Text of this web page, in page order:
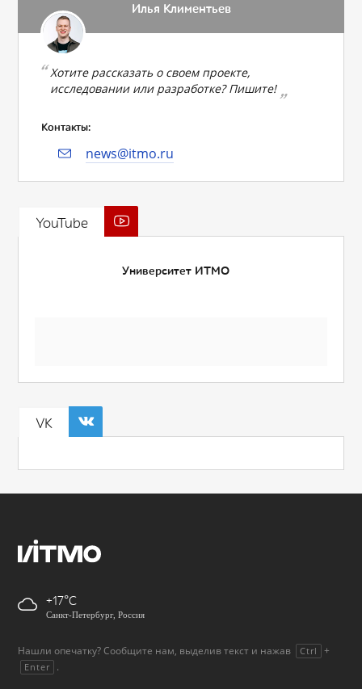
Илья Климентьев
Хотите рассказать о своем проекте,
исследовании или разработке? Пишите!
Контакты:
news@itmo.ru
YouTube
Университет ИТМО
VK
+17
Санкт-Петербург, Россия
Нашли опечатку? Сообщите нам, выделив текст и нажав Ctrl +
Enter .